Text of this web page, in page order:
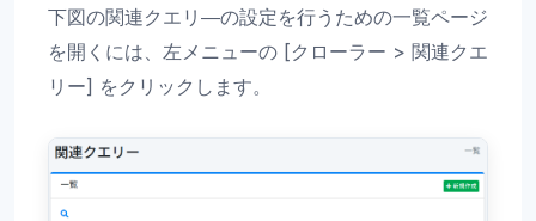
下図の関連クエリ―の設定を行うための一覧ページ
を開くには、左メニューの [クローラー > 関連クエ
リー] をクリックします。